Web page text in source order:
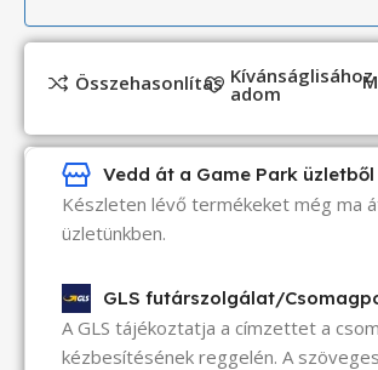
Összehasonlítás Kívánságlisához
adom
Vedd át a Game Park üzletből
Készleten lévő termékeket még ma
üzletünkben.
GLS futárszolgálat/
A GLS tájékoztatja a címzettet a
kézbesítésének reggelén. A